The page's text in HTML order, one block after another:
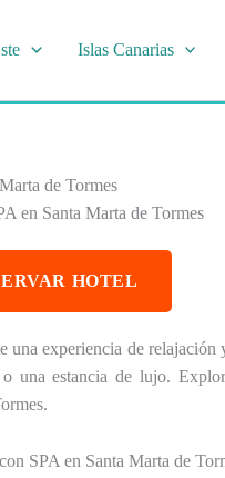
Islas Canarias
de Tormes
en Santa Marta de Tormes
HOTEL
una experiencia de
una estancia de lujo.
SPA en Santa Marta de